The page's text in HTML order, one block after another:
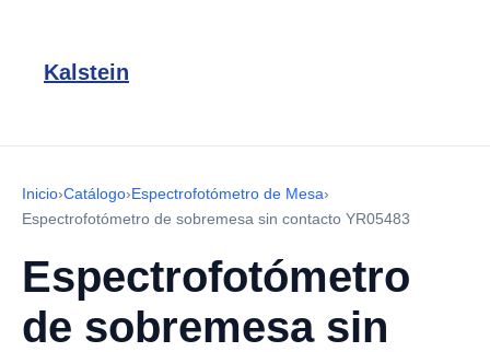
Kalstein
Inicio›Catálogo›Espectrofotómetro de Mesa›
Espectrofotómetro de sobremesa sin contacto YR05483
Espectrofotómetro
de sobremesa sin